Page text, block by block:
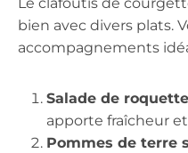
bien avec divers plats.
accompagnements
Salade de roquette
apporte fraîcheur
Pommes de terre